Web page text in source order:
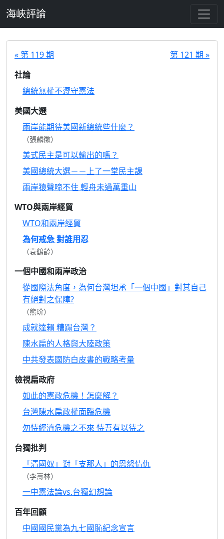
海峽評論
« 第 119 期
第 121 期 »
社論
總統無權不遵守憲法
美國大選
兩岸能期待美國新總統些什麼？
（張麟徵）
美式民主是可以輸出的嗎？
美國總統大選－－上了一堂民主課
兩岸猿聲啼不住 輕舟未過萬重山
WTO與兩岸經貿
WTO和兩岸經貿
為何戒急 對誰用忍
（袁鶴齡）
一個中國和兩岸政治
從國際法角度，為何台灣坦承「一個中國」對其自己
有絕對之保障?
（熊玠）
成就達賴 糟蹋台灣？
陳水扁的人格與大陸政策
中共發表國防白皮書的戰略考量
檢視扁政府
如此的憲政危機！怎麼解？
台灣陳水扁政權面臨危機
勿恃經濟危機之不來 恃吾有以待之
台獨批判
「清國奴」對「支那人」的恩怨情仇
（李壽林）
一中憲法論vs.台獨幻想論
百年回顧
中國國民黨為九七國恥紀念宣言